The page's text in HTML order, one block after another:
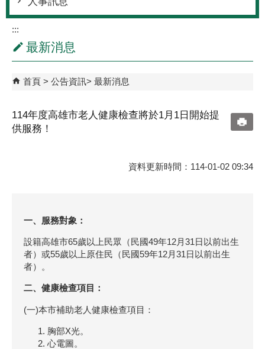
:::
最新消息
首頁 公告資訊 最新消息
114年度高雄市老人健康檢查將於1月1日開始提
供服務！
資料更新時間：114-01-02 09:34
一、服務對象：
設籍高雄市65歲以上民眾（民國49年12月31日以前出生
者）或55歲以上原住民（民國59年12月31日以前出生
者）。
二、健康檢查項目：
(一)本市補助老人健康檢查項目：
胸部X光。
心電圖。